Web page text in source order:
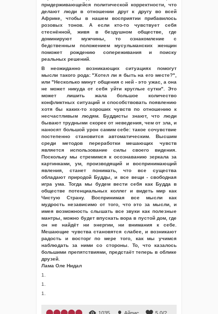
придерживающейся политической корректности, что
делают люди в отношении друг к другу во всей
Африке, чтобы в нашем восприятии прибавилось
розовых тонов. А если кто-то чувствует себя
стеснённой, живя в бездушном обществе, где
доминируют мужчины, то ознакомление с
бедственным положением мусульманских женщин
поможет рождению сопереживания и поиску
реальных решений.
В неожиданно возникающих ситуациях помогут
мысли такого рода: "Хотел ли я быть на его месте?",
или "Несколько минут общения с ней - это ужас, а она
не может никуда от себя уйти круглые сутки". Это
может лишить жала большое количество
конфликтных ситуаций и способствовать появлению
хотя бы каких-то хороших чувств по отношению к
несчастливым людям. Буддисты знают, что люди
бывают трудными скорее от неведения, чем от зла, и
наносят большой урон самим себе: такое сочувствие
постепенно становится автоматическим. Высшим
среди методов переработки мешающих чувств
является использование силы своего видения.
Поскольку мы стремимся к осознаванию зеркала за
картинками, ум, производящий и воспринимающий
явления, станет понимать, что все существа
обладают природой Будды, и все вещи - свободная
игра ума. Тогда мы будем вести себя как Будда в
обществе потенциальных коллег и видеть мир как
Чистую Страну. Воспринимая все мысли как
мудрость независимо от того, что это за мысли, и
имея возможность слышать все звуки как полезные
мантры, можно будет впускать вора в пустой дом, где
он не найдёт ни энергии, ни внимания к себе.
Мешающие чувства становятся слабее, и возникают
радость и восторг по мере того, как мы учимся
наблюдать за ними со стороны. То, что казалось
большими препятствиями, предстаёт теперь в облике
друзей.
Лама Оле Нидал
1.
1.
1.